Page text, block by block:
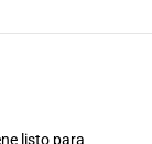
listo para